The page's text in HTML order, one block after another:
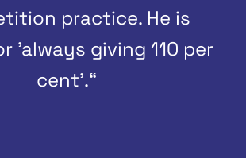
practice. He is
'always giving 110 per
cent'.“